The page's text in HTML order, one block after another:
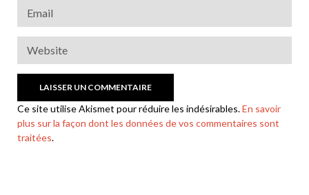
Ce site utilise Akismet pour réduire les indésirables.En savoir
plus sur la façon dont les données de vos commentaires sont
traitées.